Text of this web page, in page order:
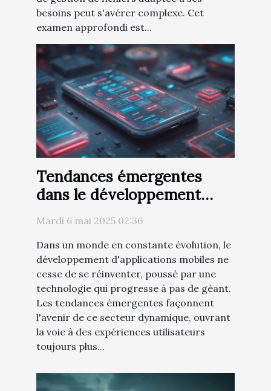
besoins peut s'avérer complexe. Cet
examen approfondi est...
Tendances émergentes
dans le développement
d'applications mobiles
Mardi 6 mai 2025 02:36
Dans un monde en constante évolution, le
développement d'applications mobiles ne
cesse de se réinventer, poussé par une
technologie qui progresse à pas de géant.
Les tendances émergentes façonnent
l'avenir de ce secteur dynamique, ouvrant
la voie à des expériences utilisateurs
toujours plus...